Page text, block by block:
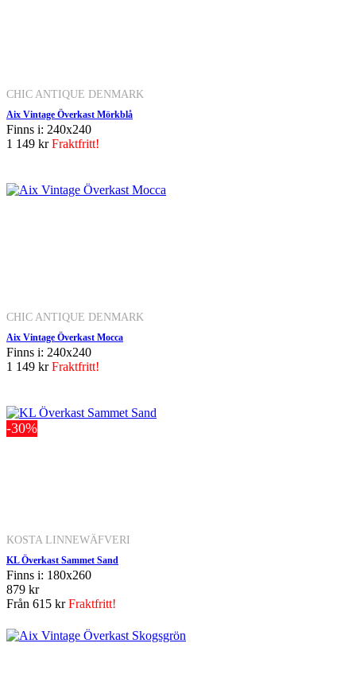
CHIC ANTIQUE DENMARK
Aix Vintage Överkast Mörkblå
Finns i: 240x240
1 149 krFraktfritt!
CHIC ANTIQUE DENMARK
Aix Vintage Överkast Mocca
Finns i: 240x240
1 149 krFraktfritt!
-30%
KOSTA LINNEWÄFVERI
KL Överkast Sammet Sand
Finns i: 180x260
879 kr
Från 615 krFraktfritt!